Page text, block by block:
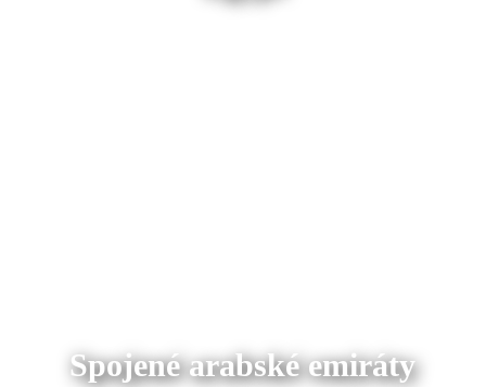
Spojené arabské emiráty